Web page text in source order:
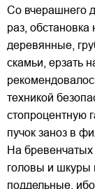
Со вчерашнего
раз,
деревянные,
скамьи, ерзать
техникой
стопроцентную
пучок заноз в
На бревенчатых
головы и шкуры
поддельные,